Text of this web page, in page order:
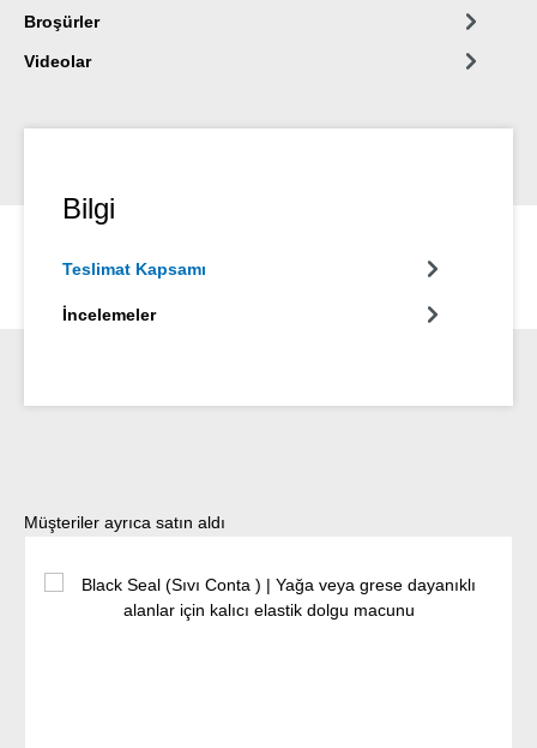
Broşürler
Videolar
Bilgi
Teslimat Kapsamı
İncelemeler
Ürün galerisini atla
Müşteriler ayrıca satın aldı